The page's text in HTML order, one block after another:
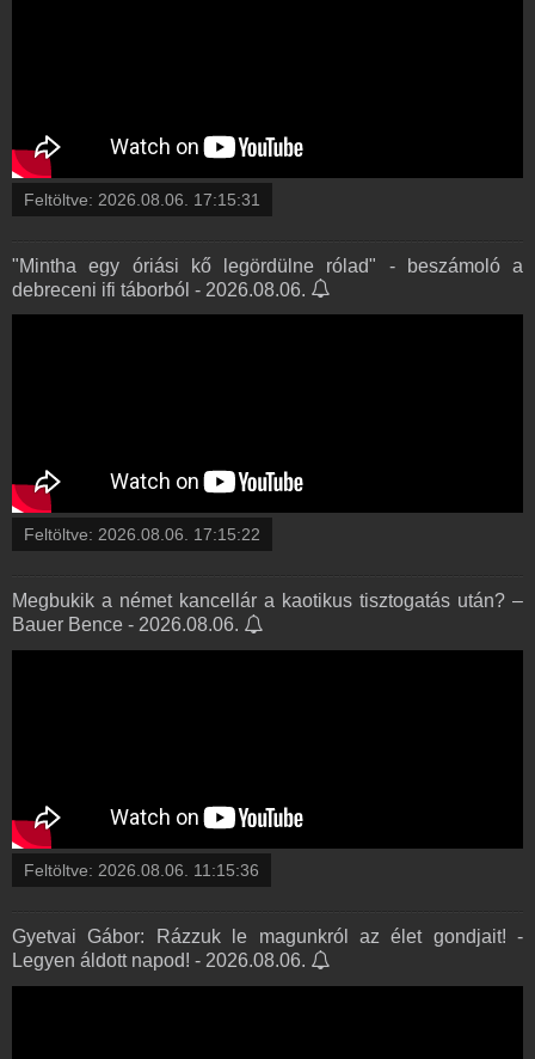
Feltöltve: 2026.08.06. 17:15:31
"Mintha egy óriási kő legördülne rólad" - beszámoló a
debreceni ifi táborból - 2026.08.06.
Feltöltve: 2026.08.06. 17:15:22
Megbukik a német kancellár a kaotikus tisztogatás után? –
Bauer Bence - 2026.08.06.
Feltöltve: 2026.08.06. 11:15:36
Gyetvai Gábor: Rázzuk le magunkról az élet gondjait! -
Legyen áldott napod! - 2026.08.06.